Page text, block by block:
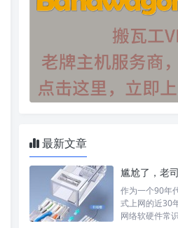
最新文章
尴尬了，老
作为一个90年
式上网的近30
网络软硬件常